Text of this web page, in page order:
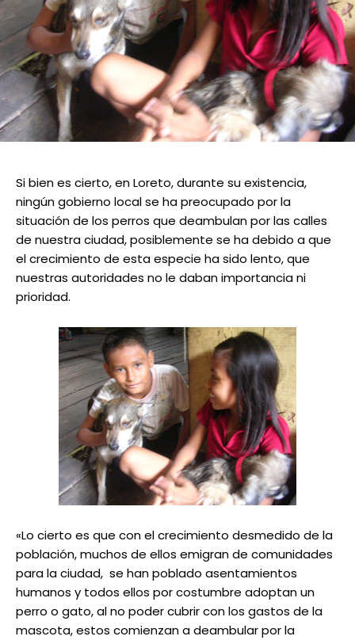
Si bien es cierto, en Loreto, durante su existencia,
ningún gobierno local se ha preocupado por la
situación de los perros que deambulan por las calles
de nuestra ciudad, posiblemente se ha debido a que
el crecimiento de esta especie ha sido lento, que
nuestras autoridades no le daban importancia ni
prioridad.
«Lo cierto es que con el crecimiento desmedido de la
población, muchos de ellos emigran de comunidades
para la ciudad, se han poblado asentamientos
humanos y todos ellos por costumbre adoptan un
perro o gato, al no poder cubrir con los gastos de la
mascota, estos comienzan a deambular por la